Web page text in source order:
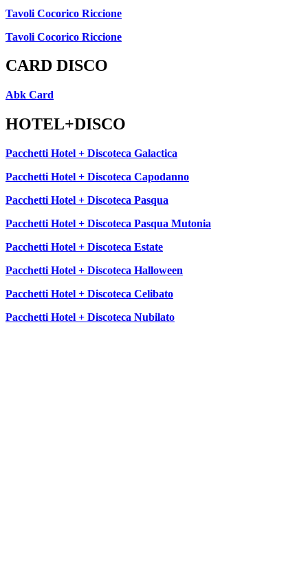
Tavoli Cocorico Riccione
Tavoli Cocorico Riccione
CARD DISCO
Abk Card
HOTEL+DISCO
Pacchetti Hotel + Discoteca Galactica
Pacchetti Hotel + Discoteca Capodanno
Pacchetti Hotel + Discoteca Pasqua
Pacchetti Hotel + Discoteca Pasqua Mutonia
Pacchetti Hotel + Discoteca Estate
Pacchetti Hotel + Discoteca Halloween
Pacchetti Hotel + Discoteca Celibato
Pacchetti Hotel + Discoteca Nubilato